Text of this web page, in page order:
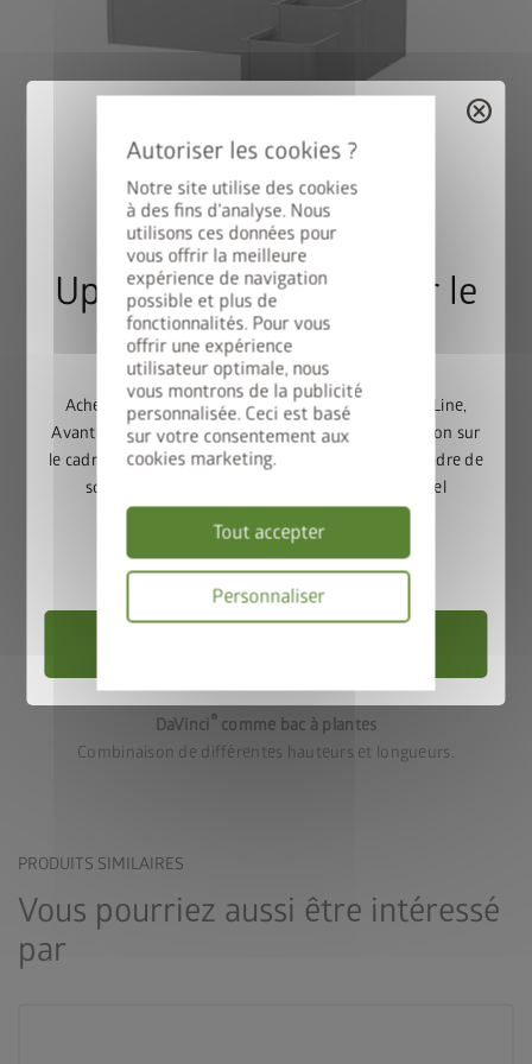
Notre site utilise des cookies
à des fins d'analyse. Nous
utilisons ces données pour
vous offrir la meilleure
expérience de navigation
possible et plus de
fonctionnalités. Pour vous
offrir une expérience
utilisateur optimale, nous
vous montrons de la publicité
personnalisée. Ceci est basé
sur votre consentement aux
cookies marketing.
Tout accepter
Personnaliser
confidentialité
Variante 2
DaVinci®comme brise-vue
Combinaison de différentes hauteurs et longueurs, avec
treillis et brise-vue.
DaVinci®comme bac à plantes
Combinaison de différentes hauteurs et longueurs.
PRODUITS SIMILAIRES
Vous pourriez aussi être intéressé
par
cancel
Upgrade Deal : 50% sur le
cadre de sol
Achetez un abri de jardin Europa, Panorama, HighLine,
AvantGarde ou Neo et bénéficiez de 50% de réduction sur
le cadre de sol assorti. Ajoutez l’abri de jardin et le cadre de
sol au panier, puis saisissez le code promotionnel
Valable jusqu’au 31/08/2026.